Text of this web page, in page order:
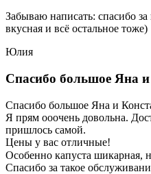
Забываю написать: спасибо
вкусная и всё остальное тоже)
Юлия
Спасибо большое Яна
Спасибо большое Яна и
Я прям ооочень довольна.
пришлось самой.
Цены у вас отличные!
Особенно капуста шикарная,
Спасибо за такое